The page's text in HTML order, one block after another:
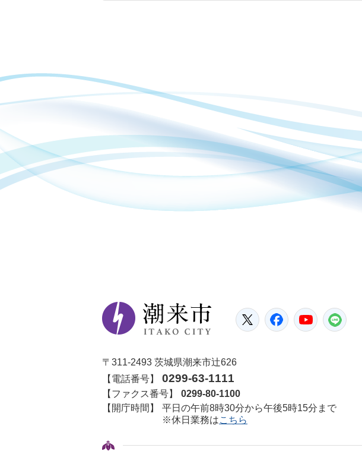
潮来市
Twitter FacebookYouTube
〒311-2493 茨城県潮来市辻626
【電話番号】
0299-63-1111
【ファクス番号】
0299-80-1100
【開庁時間】
平日の午前8時30分から午後5時15分まで
※休日業務はこちら